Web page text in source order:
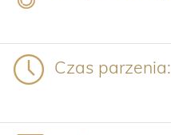
Czas parzenia: